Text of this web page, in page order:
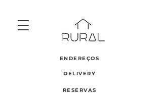
ENDEREÇOS
DELIVERY
RESERVAS